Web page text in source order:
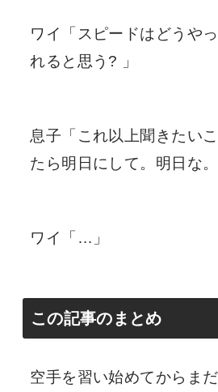
ワイ「スピードはどうや
れると思う? 」
息子「これ以上聞きたい
たら明日にして。明日な。
ワイ「…」
この記事のまとめ
空手を習い始めてからま